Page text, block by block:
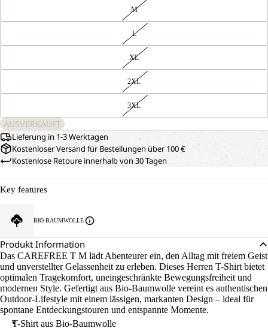
M
L
XL
2XL
3XL
AUSVERKAUFT
Lieferung in 1-3 Werktagen
Kostenloser Versand für Bestellungen über 100 €
Kostenlose Retoure innerhalb von 30 Tagen
Key features
BIO-BAUMWOLLE
Produkt Information
Das CAREFREE T M lädt Abenteurer ein, den Alltag mit freiem Geist
und unverstellter Gelassenheit zu erleben. Dieses Herren T-Shirt bietet
optimalen Tragekomfort, uneingeschränkte Bewegungsfreiheit und
modernen Style. Gefertigt aus Bio-Baumwolle vereint es authentischen
Outdoor-Lifestyle mit einem lässigen, markanten Design – ideal für
spontane Entdeckungstouren und entspannte Momente.
T-Shirt aus Bio-Baumwolle